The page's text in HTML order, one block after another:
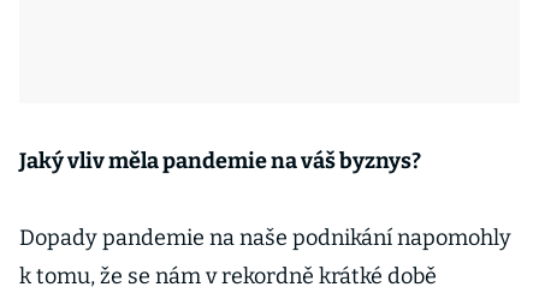
Jaký vliv měla pandemie na váš byznys?
Dopady pandemie na naše podnikání napomohly
k tomu, že se nám v rekordně krátké době